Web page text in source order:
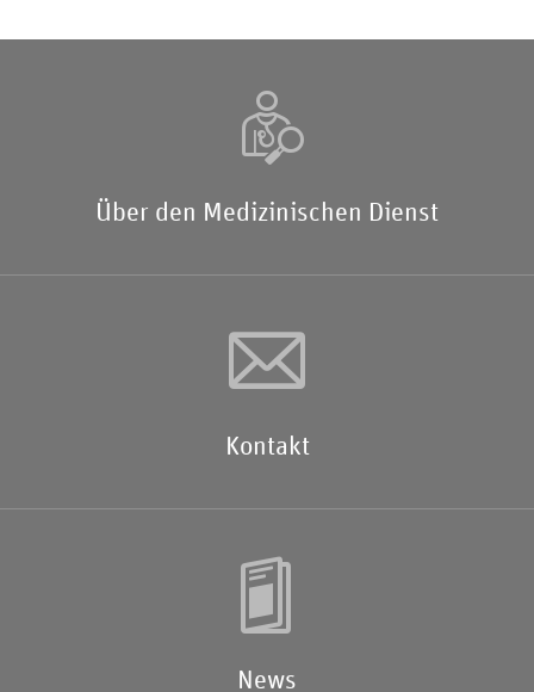
Über den Medizinischen Dienst
Kontakt
News